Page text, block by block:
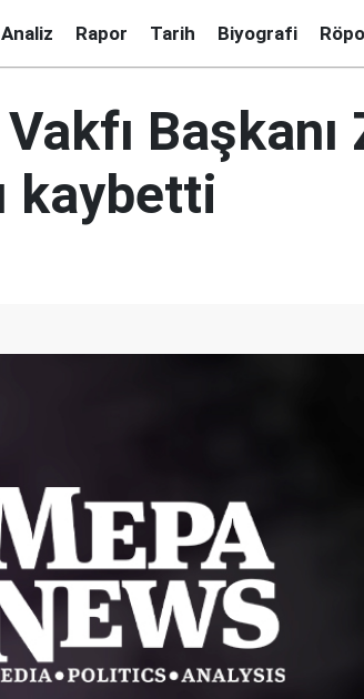
Analiz Rapor Tarih Biyografi
Başkanı
kaybetti